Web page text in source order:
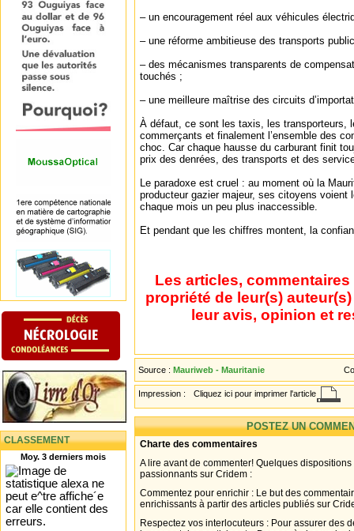
CLASSEMENT
Moy. 3 derniers mois
– un encouragement réel aux véhicules
– une réforme ambitieuse des transports
– des mécanismes transparents de
touchés ;
– une meilleure maîtrise des circuits
À défaut, ce sont les taxis, les transporteurs,
commerçants et finalement l’ensemble des
choc. Car chaque hausse du carburant finit
prix des denrées, des transports et des
Le paradoxe est cruel : au moment où la
producteur gazier majeur, ses citoyens voient
chaque mois un peu plus inaccessible.
Et pendant que les chiffres montent, la
Les articles,
propriété de leur(s)
leur avis, opinion et
Source : Mauriweb - Mauritanie
Impression : Cliquez ici pour imprimer l'article
POSTEZ UN
Charte des commentaires
A lire avant de commenter! Quelques
passionnants sur Cridem :
Commentez pour enrichir : Le but des
enrichissants à partir des articles publiés sur
Respectez vos interlocuteurs : Pour assurer des